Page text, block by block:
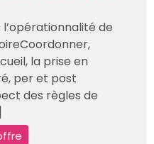
de
la prise en
per et post
des règles de